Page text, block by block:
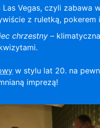
Las Vegas, czyli zabawa
z ruletką, pokerem
chrzestny –
w stylu lat 20. na
imprezą!